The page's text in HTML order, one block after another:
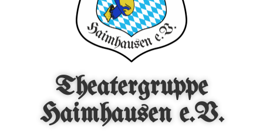
Theatergruppe
Haimhausen e.V.